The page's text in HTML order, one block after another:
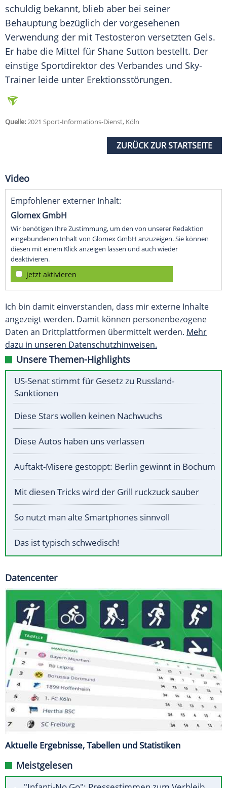
schuldig bekannt, blieb aber bei seiner
Behauptung bezüglich der vorgesehenen
Verwendung der mit Testosteron versetzten Gels.
Er habe die Mittel für Shane Sutton bestellt. Der
einstige Sportdirektor des Verbandes und Sky-
Trainer leide unter Erektionsstörungen.
Quelle:2021 Sport-Informations-Dienst, Köln
ZURÜCK ZUR STARTSEITE
Video
Empfohlener externer Inhalt:
Glomex GmbH
Wir benötigen Ihre Zustimmung, um den von unserer Redaktion
eingebundenen Inhalt von Glomex GmbH anzuzeigen. Sie können
diesen mit einem Klick anzeigen lassen und auch wieder
deaktivieren.
jetzt aktivieren
Ich bin damit einverstanden, dass mir externe Inhalte
angezeigt werden. Damit können personenbezogene
Daten an Drittplattformen übermittelt werden. Mehr
dazu in unseren Datenschutzhinweisen.
Unsere Themen-Highlights
US-Senat stimmt für Gesetz zu Russland-
Sanktionen
Diese Stars wollen keinen Nachwuchs
Diese Autos haben uns verlassen
Auftakt-Misere gestoppt: Berlin gewinnt in Bochum
Mit diesen Tricks wird der Grill ruckzuck sauber
So nutzt man alte Smartphones sinnvoll
Das ist typisch schwedisch!
Datencenter
Aktuelle Ergebnisse, Tabellen und Statistiken
Meistgelesen